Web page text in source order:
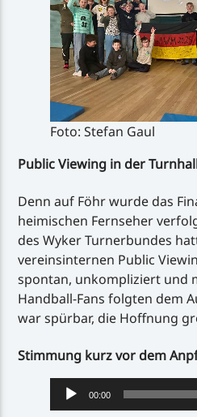
Foto: Stefan Gaul
Public Viewing in der
Denn auf Föhr wurde das
heimischen Fernseher
des Wyker Turnerbundes
vereinsinternen Public
spontan, unkompliziert und
Handball-Fans folgten dem
war spürbar, die Hoffnung
Stimmung kurz vor dem
Audio-
Player
00:00